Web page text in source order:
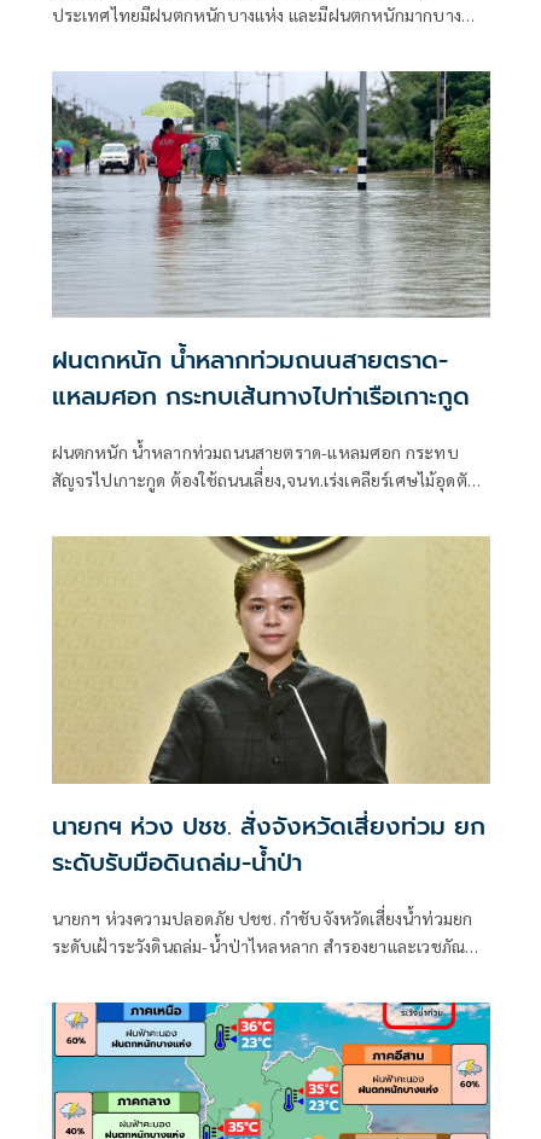
ประเทศไทยมีฝนตกหนักบางแห่ง และมีฝนตกหนักมากบาง
ฝนตกหนัก น้ำหลากท่วมถนนสายตราด-
แหลมศอก กระทบเส้นทางไปท่าเรือเกาะกูด
ฝนตกหนัก น้ำหลากท่วมถนนสายตราด-แหลมศอก กระทบ
สัญจรไปเกาะกูด ต้องใช้ถนนเลี่ยง,จนท.เร่งเคลียร์เศษไม้อุดตัน
นายกฯ ห่วง ปชช. สั่งจังหวัดเสี่ยงท่วม ยก
ระดับรับมือดินถล่ม-น้ำป่า
นายกฯ ห่วงความปลอดภัย ปชช. กำชับจังหวัดเสี่ยงน้ำท่วมยก
ระดับเฝ้าระวังดินถล่ม-น้ำป่าไหลหลาก สำรองยาและเวชภัณฑ์